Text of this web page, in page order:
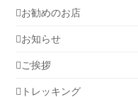
お勧めのお店
お知らせ
ご挨拶
トレッキング